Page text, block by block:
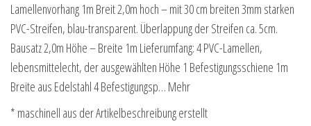
Lamellenvorhang 1m Breit 2,0m hoch – mit 30 cm breiten 3mm starken
PVC-Streifen, blau-transparent. Überlappung der Streifen ca. 5cm.
Bausatz 2,0m Höhe – Breite 1m Lieferumfang: 4 PVC-Lamellen,
lebensmittelecht, der ausgewählten Höhe 1 Befestigungsschiene 1m
Breite aus Edelstahl 4 Befestigungsp… Mehr
* maschinell aus der Artikelbeschreibung erstellt